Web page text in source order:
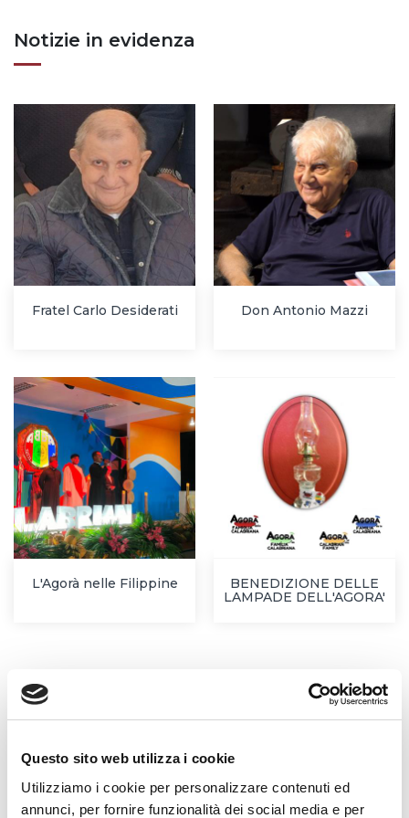
Questo sito web utilizza i cookie
Utilizziamo i cookie per personalizzare contenuti ed
annunci, per fornire funzionalità dei social media e per
Notizie in evidenza
Fratel Carlo Desiderati Don Antonio Mazzi
L'Agorà nelle Filippine
BENEDIZIONE DELLE
LAMPADE DELL'AGORA'
Notizie correlate
Festa in Angola per le professioni e